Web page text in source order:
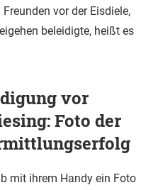
vor der Eisdiele,
beleidigte, heißt es
vor
Foto der
mit ihrem Handy ein Foto